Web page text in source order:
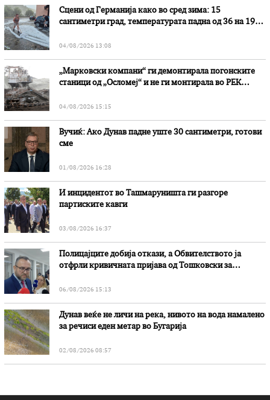
Сцени од Германија како во сред зима: 15
сантиметри град, температурата падна од 36 на 19
04/08/2026 13:08
„Марковски компани“ ги демонтирала погонските
станици од „Осломеј“ и не ги монтирала во РЕК
04/08/2026 15:15
Вучиќ: Ако Дунав падне уште 30 сантиметри, готови
сме
01/08/2026 16:28
И инцидентот во Ташмаруништa ги разгоре
партиските кавги
03/08/2026 16:37
Полицајците добија откази, а Обвителството ја
отфрли кривичната пријава од Тошковски за
06/08/2026 15:13
Дунав веќе не личи на река, нивото на вода намалено
за речиси еден метар во Бугарија
02/08/2026 08:57